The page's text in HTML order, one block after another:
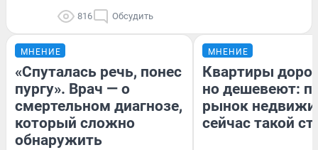
816 Обсудить
МНЕНИЕ
«Спуталась речь, понес
пургу». Врач — о
смертельном диагнозе,
который сложно
обнаружить
МНЕНИЕ
Квартиры
но дешевеют:
рынок
сейчас такой